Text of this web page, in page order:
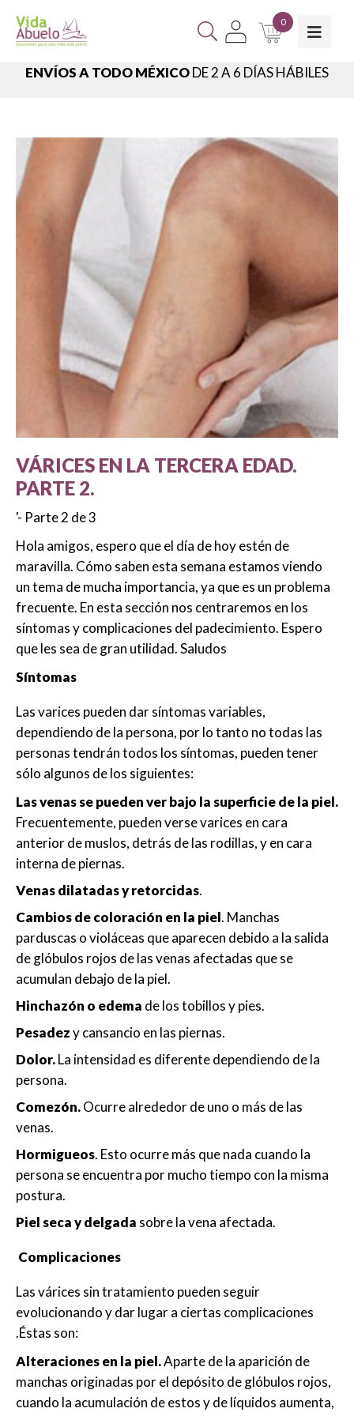
0
ENVÍOS A TODO MÉXICODE 2 A 6 DÍAS HÁBILES
VÁRICES EN LA TERCERA EDAD.
PARTE 2.
'- Parte 2 de 3
Hola amigos, espero que el día de hoy estén de
maravilla. Cómo saben esta semana estamos viendo
un tema de mucha importancia, ya que es un problema
frecuente. En esta sección nos centraremos en los
síntomas y complicaciones del padecimiento. Espero
que les sea de gran utilidad. Saludos
Síntomas
Las varices pueden dar síntomas variables,
dependiendo de la persona, por lo tanto no todas las
personas tendrán todos los síntomas, pueden tener
sólo algunos de los siguientes:
Las venas se pueden ver bajo la superficie de la piel.
Frecuentemente, pueden verse varices en cara
anterior de muslos, detrás de las rodillas, y en cara
interna de piernas.
Venas dilatadas y retorcidas.
Cambios de coloración en la piel. Manchas
parduscas o violáceas que aparecen debido a la salida
de glóbulos rojos de las venas afectadas que se
acumulan debajo de la piel.
Hinchazón o edema de los tobillos y pies.
Pesadezy cansancio en las piernas.
Dolor.La intensidad es diferente dependiendo de la
persona.
Comezón.Ocurre alrededor de uno o más de las
venas.
Hormigueos. Esto ocurre más que nada cuando la
persona se encuentra por mucho tiempo con la misma
postura.
Piel seca y delgada sobre la vena afectada.
Complicaciones
Las várices sin tratamiento pueden seguir
evolucionando y dar lugar a ciertas complicaciones
.Éstas son:
Alteraciones en la piel.Aparte de la aparición de
manchas originadas por el depósito de glóbulos rojos,
cuando la acumulación de estos y de líquidos aumenta,